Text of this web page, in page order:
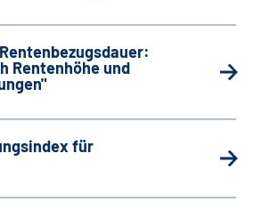
Rentenhöhe und
für